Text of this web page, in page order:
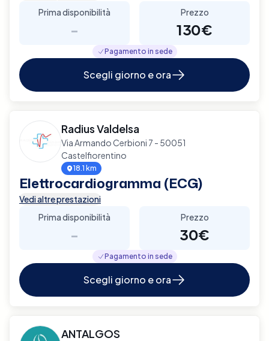
Prima disponibilità
-
Prezzo
130€
Pagamento in sede
Scegli giorno e ora
Radius Valdelsa
Via Armando Cerbioni 7 - 50051
Castelfiorentino
18.1 km
Elettrocardiogramma (ECG)
Vedi altre prestazioni
Prima disponibilità
-
Prezzo
30€
Pagamento in sede
Scegli giorno e ora
ANTALGOS